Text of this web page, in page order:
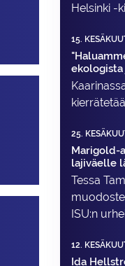
Helsinki -
15.
ekologista
25.
Marigold-
lajiväelle
Tessa
ISU:n
12.
Ida